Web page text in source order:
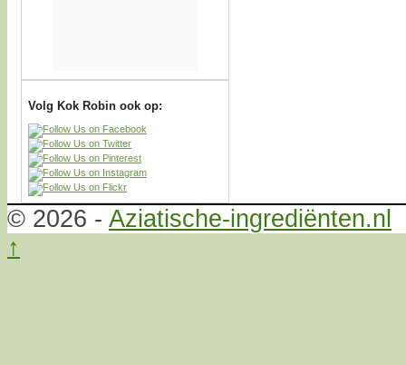
Volg Kok Robin ook op:
© 2026 - Aziatische-ingrediënten.nl
↑